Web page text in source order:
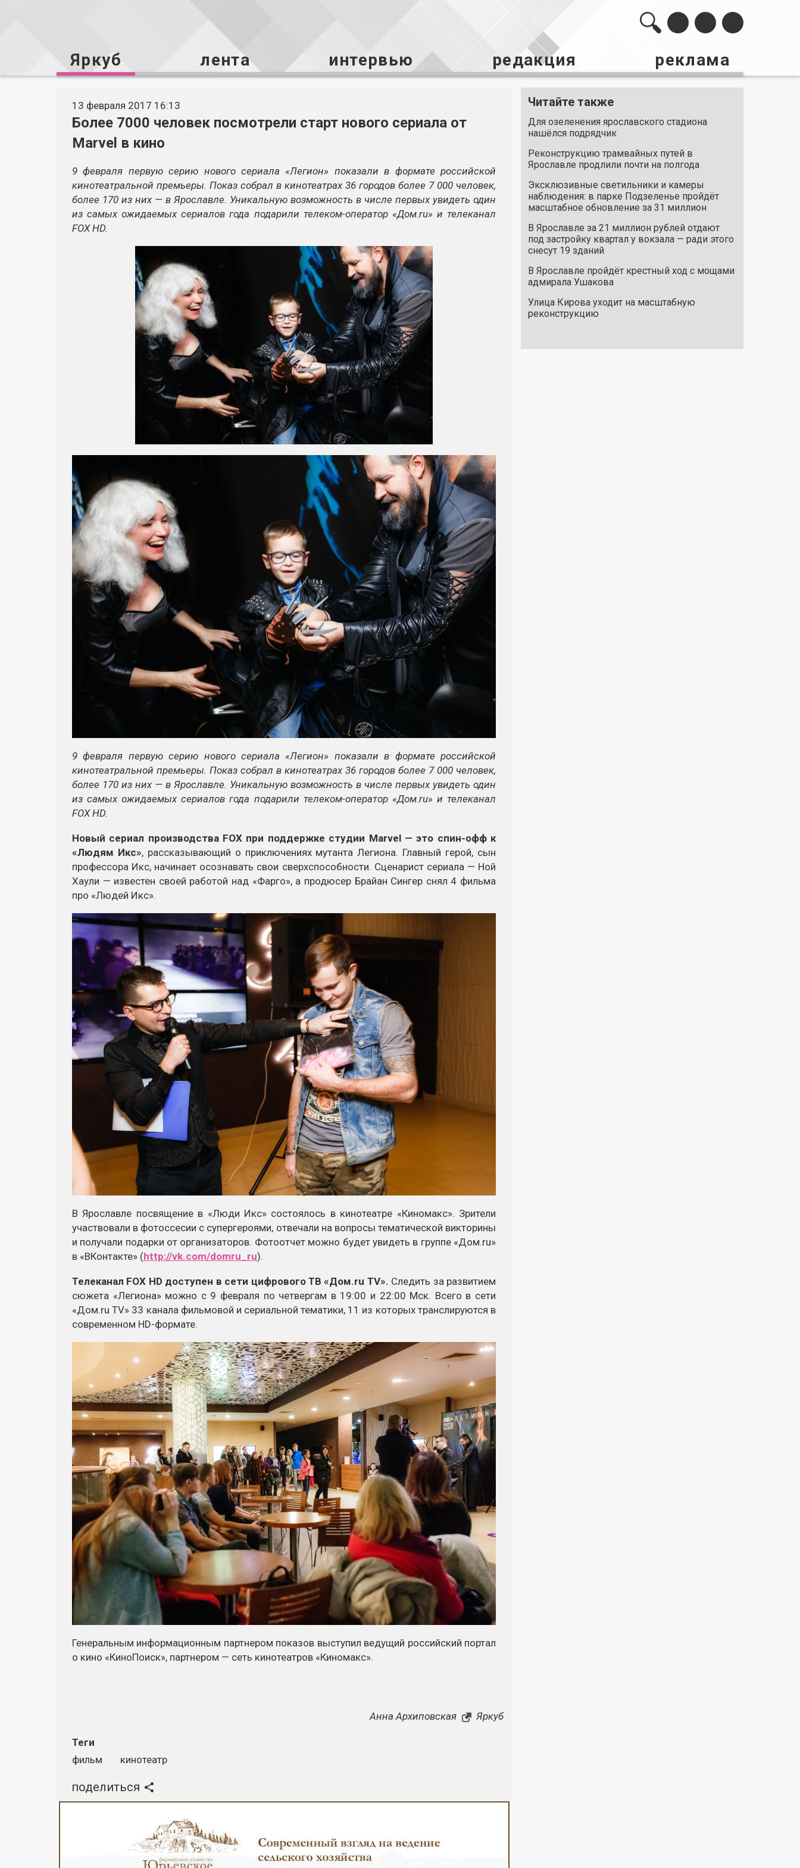
Яркуб лента интервью редакция реклама
13 февраля 2017 16:13
Более 7000 человек посмотрели старт нового сериала от
Marvel в кино
9 февраля первую серию нового сериала «Легион» показали в формате российской
кинотеатральной премьеры. Показ собрал в кинотеатрах 36 городов более 7 000 человек,
более 170 из них — в Ярославле. Уникальную возможность в числе первых увидеть один
из самых ожидаемых сериалов года подарили телеком-оператор «Дом.ru» и телеканал
FOX HD.
9 февраля первую серию нового сериала «Легион» показали в формате российской
кинотеатральной премьеры. Показ собрал в кинотеатрах 36 городов более 7 000 человек,
более 170 из них — в Ярославле. Уникальную возможность в числе первых увидеть один
из самых ожидаемых сериалов года подарили телеком-оператор «Дом.ru» и телеканал
FOX HD.
Новый сериал производства FOX при поддержке студии Marvel — это спин-офф к
«Людям Икс», рассказывающий о приключениях мутанта Легиона. Главный герой, сын
профессора Икс, начинает осознавать свои сверхспособности. Сценарист сериала — Ной
Хаули — известен своей работой над «Фарго», а продюсер Брайан Сингер снял 4 фильма
про «Людей Икс».
В Ярославле посвящение в «Люди Икс» состоялось в кинотеатре «Киномакс». Зрители
участвовали в фотоссесии с супергероями, отвечали на вопросы тематической викторины
и получали подарки от организаторов. Фотоотчет можно будет увидеть в группе «Дом.ru»
в «ВКонтакте» (http://vk.com/domru_ru).
Телеканал FOX HD доступен в сети цифрового ТВ «Дом.ru TV». Следить за развитием
сюжета «Легиона» можно с 9 февраля по четвергам в 19:00 и 22:00 Мск. Всего в сети
«Дом.ru TV» 33 канала фильмовой и сериальной тематики, 11 из которых транслируются в
современном HD-формате.
Генеральным информационным партнером показов выступил ведущий российский портал
о кино «КиноПоиск», партнером — сеть кинотеатров «Киномакс».
Анна Архиповская Яркуб
Теги
фильм
кинотеатр
поделиться
Читайте также
Для озеленения ярославского стадиона
нашёлся подрядчик
Реконструкцию трамвайных путей в
Ярославле продлили почти на полгода
Эксклюзивные светильники и камеры
наблюдения: в парке Подзеленье пройдёт
масштабное обновление за 31 миллион
В Ярославле за 21 миллион рублей отдают
под застройку квартал у вокзала — ради этого
снесут 19 зданий
В Ярославле пройдёт крестный ход с мощами
адмирала Ушакова
Улица Кирова уходит на масштабную
реконструкцию